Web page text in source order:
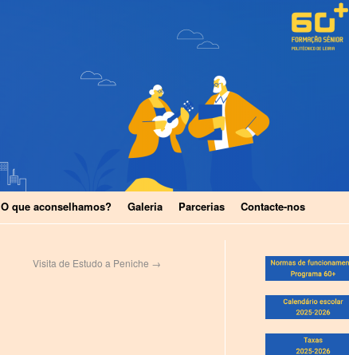
O que aconselhamos? Galeria Parcerias Contacte-nos
Visita de Estudo a Peniche →